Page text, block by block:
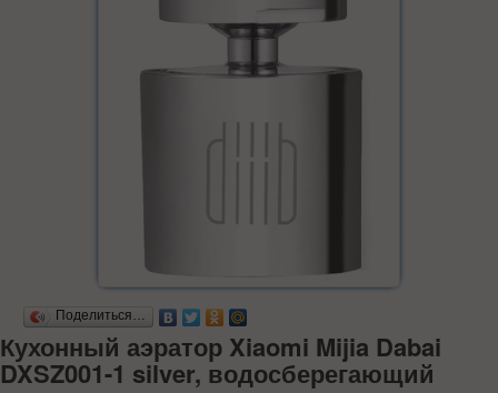
Поделиться…
Кухонный аэратор Xiaomi Mijia Dabai
DXSZ001-1 silver, водосберегающий